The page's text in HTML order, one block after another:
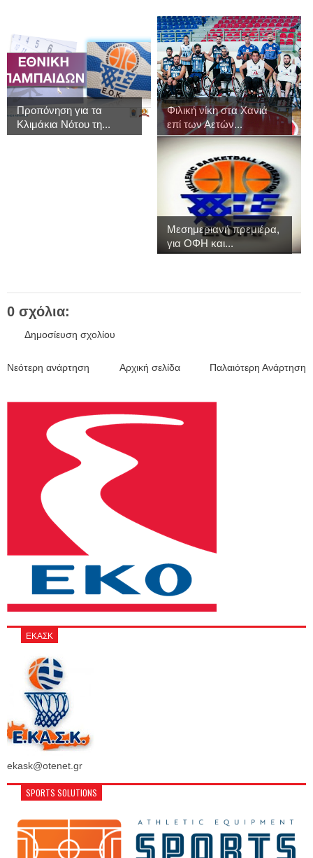
Προπόνηση για τα
Κλιμάκια Νότου τη...
Φιλική νίκη στα Χανιά
επί των Αετών...
Μεσημεριανή πρεμιέρα,
για ΟΦΗ και...
0 σχόλια:
Δημοσίευση σχολίου
Νεότερη ανάρτηση Παλαιότερη Ανάρτηση
Αρχική σελίδα
ΕΚΑΣΚ
ekask@otenet.gr
SPORTS SOLUTIONS